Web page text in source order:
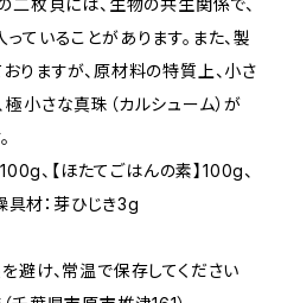
二枚貝には、生物の共生関係で、
ていることがあります。また、製
りますが、原材料の特質上、小さ
小さな真珠（カルシューム）が
、【ほたてごはんの素】100g、
具材：芽ひじき3g
避け、常温で保存してください